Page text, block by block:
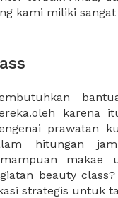
kami miliki
strategis untuk